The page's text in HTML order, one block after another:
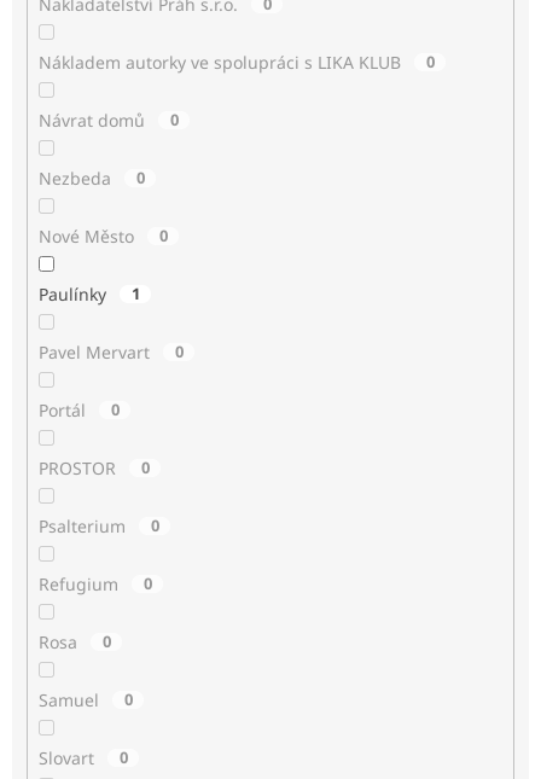
Nákladem autorky ve spolupráci s LIKA KLUB 0
Návrat domů 0
Nezbeda 0
Nové Město 0
Paulínky 1
Pavel Mervart 0
Portál 0
PROSTOR 0
Psalterium 0
Refugium 0
Rosa 0
Samuel 0
Slovart 0